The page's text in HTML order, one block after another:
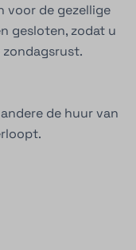
voor de gezellige
gesloten, zodat u
de huur van